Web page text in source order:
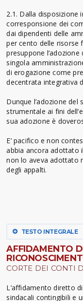
2.1. Dalla disposizione
corresponsione dei
dai dipendenti delle
per cento delle risorse
presuppone
singola
di erogazione come
decentrata integrativa
Dunque l’adozione
strumentale ai fini
sua adozione è
E’ pacifico e non
abbia ancora adottato
non lo aveva adottato
degli appalti.
TESTO INTEGRALE
AFFIDAMENTO
CORTE DEI CONTI
L’affidamento diretto
sindacali contingibili e